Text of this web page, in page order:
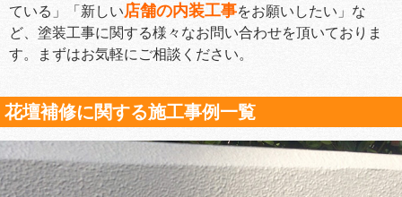
ている」「新しい店舗の内装工事をお願いしたい」な
ど、塗装工事に関する様々なお問い合わせを頂いておりま
す。まずはお気軽にご相談ください。
花壇補修に関する施工事例一覧